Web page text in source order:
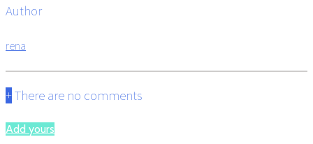
Author
rena
+There are no comments
Add yours